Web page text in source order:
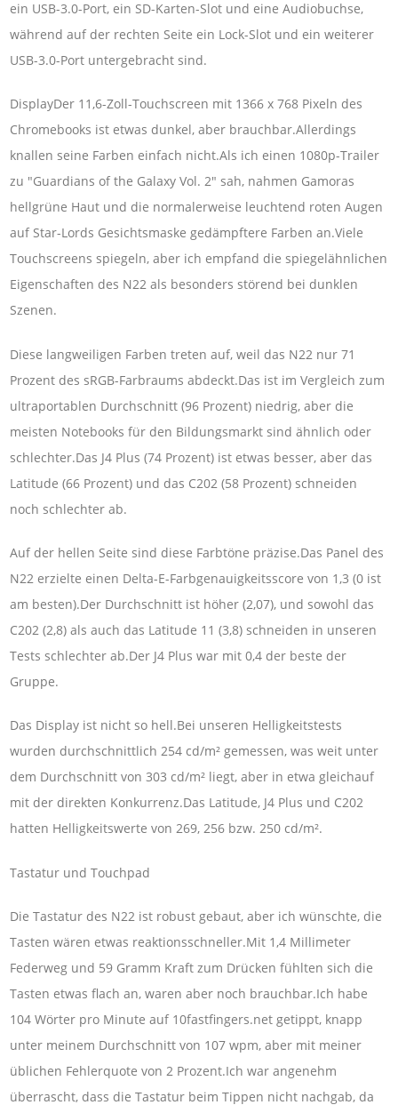
ein USB-3.0-Port, ein SD-Karten-Slot und eine Audiobuchse,
während auf der rechten Seite ein Lock-Slot und ein weiterer
USB-3.0-Port untergebracht sind.
DisplayDer 11,6-Zoll-Touchscreen mit 1366 x 768 Pixeln des
Chromebooks ist etwas dunkel, aber brauchbar.Allerdings
knallen seine Farben einfach nicht.Als ich einen 1080p-Trailer
zu "Guardians of the Galaxy Vol. 2" sah, nahmen Gamoras
hellgrüne Haut und die normalerweise leuchtend roten Augen
auf Star-Lords Gesichtsmaske gedämpftere Farben an.Viele
Touchscreens spiegeln, aber ich empfand die spiegelähnlichen
Eigenschaften des N22 als besonders störend bei dunklen
Szenen.
Diese langweiligen Farben treten auf, weil das N22 nur 71
Prozent des sRGB-Farbraums abdeckt.Das ist im Vergleich zum
ultraportablen Durchschnitt (96 Prozent) niedrig, aber die
meisten Notebooks für den Bildungsmarkt sind ähnlich oder
schlechter.Das J4 Plus (74 Prozent) ist etwas besser, aber das
Latitude (66 Prozent) und das C202 (58 Prozent) schneiden
noch schlechter ab.
Auf der hellen Seite sind diese Farbtöne präzise.Das Panel des
N22 erzielte einen Delta-E-Farbgenauigkeitsscore von 1,3 (0 ist
am besten).Der Durchschnitt ist höher (2,07), und sowohl das
C202 (2,8) als auch das Latitude 11 (3,8) schneiden in unseren
Tests schlechter ab.Der J4 Plus war mit 0,4 der beste der
Gruppe.
Das Display ist nicht so hell.Bei unseren Helligkeitstests
wurden durchschnittlich 254 cd/m² gemessen, was weit unter
dem Durchschnitt von 303 cd/m² liegt, aber in etwa gleichauf
mit der direkten Konkurrenz.Das Latitude, J4 Plus und C202
hatten Helligkeitswerte von 269, 256 bzw. 250 cd/m².
Tastatur und Touchpad
Die Tastatur des N22 ist robust gebaut, aber ich wünschte, die
Tasten wären etwas reaktionsschneller.Mit 1,4 Millimeter
Federweg und 59 Gramm Kraft zum Drücken fühlten sich die
Tasten etwas flach an, waren aber noch brauchbar.Ich habe
104 Wörter pro Minute auf 10fastfingers.net getippt, knapp
unter meinem Durchschnitt von 107 wpm, aber mit meiner
üblichen Fehlerquote von 2 Prozent.Ich war angenehm
überrascht, dass die Tastatur beim Tippen nicht nachgab, da